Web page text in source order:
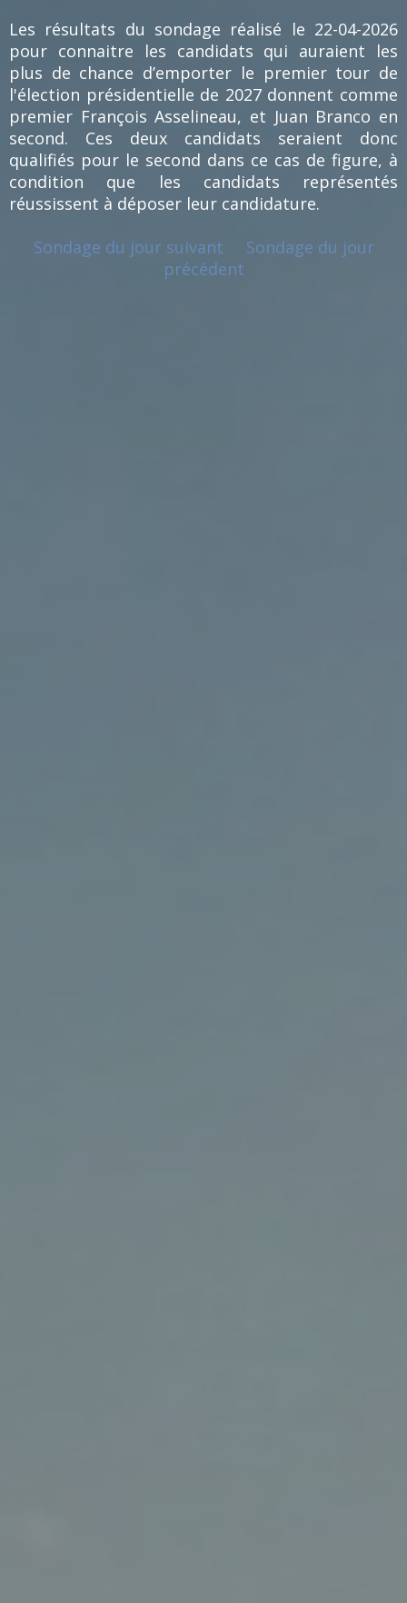
Les résultats du sondage réalisé le 22-04-2026
pour connaitre les candidats qui auraient les
plus de chance d’emporter le premier tour de
l'élection présidentielle de 2027 donnent comme
premier François Asselineau, et Juan Branco en
second. Ces deux candidats seraient donc
qualifiés pour le second dans ce cas de figure, à
condition que les candidats représentés
réussissent à déposer leur candidature.
Sondage du jour suivant
Sondage du jour
précédent